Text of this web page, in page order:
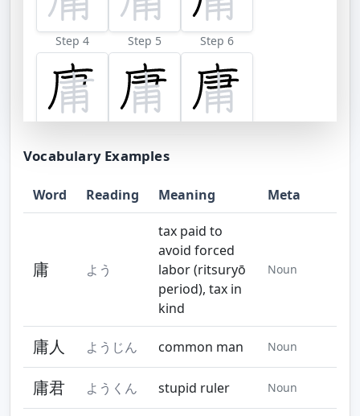
Step 4 Step 5 Step 6
Step 11
Vocabulary Examples
Word Reading Meaning Meta
庸 よう
tax paid to
avoid forced
labor (ritsuryō
period), tax in
kind
Noun
庸人 ようじん common man Noun
庸君 ようくん stupid ruler Noun